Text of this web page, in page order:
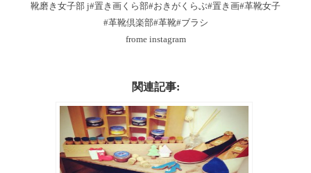
靴磨き女子部 j#置き画くら部#おきがくらぶ#置き画#革靴女子
#革靴倶楽部#革靴#ブラシ
frome instagram
関連記事: